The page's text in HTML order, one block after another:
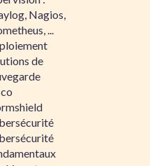
Nagios,
...
de